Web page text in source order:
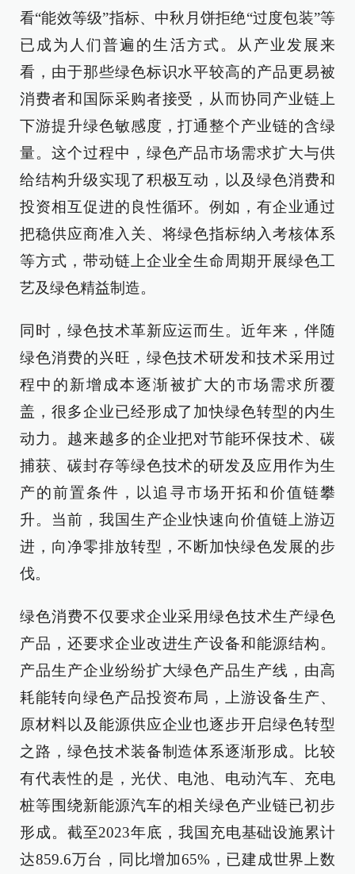
看“能效等级”指标、中秋月饼拒绝“过度包装”等
已成为人们普遍的生活方式。从产业发展来
看，由于那些绿色标识水平较高的产品更易被
消费者和国际采购者接受，从而协同产业链上
下游提升绿色敏感度，打通整个产业链的含绿
量。这个过程中，绿色产品市场需求扩大与供
给结构升级实现了积极互动，以及绿色消费和
投资相互促进的良性循环。例如，有企业通过
把稳供应商准入关、将绿色指标纳入考核体系
等方式，带动链上企业全生命周期开展绿色工
艺及绿色精益制造。
同时，绿色技术革新应运而生。近年来，伴随
绿色消费的兴旺，绿色技术研发和技术采用过
程中的新增成本逐渐被扩大的市场需求所覆
盖，很多企业已经形成了加快绿色转型的内生
动力。越来越多的企业把对节能环保技术、碳
捕获、碳封存等绿色技术的研发及应用作为生
产的前置条件，以追寻市场开拓和价值链攀
升。当前，我国生产企业快速向价值链上游迈
进，向净零排放转型，不断加快绿色发展的步
伐。
绿色消费不仅要求企业采用绿色技术生产绿色
产品，还要求企业改进生产设备和能源结构。
产品生产企业纷纷扩大绿色产品生产线，由高
耗能转向绿色产品投资布局，上游设备生产、
原材料以及能源供应企业也逐步开启绿色转型
之路，绿色技术装备制造体系逐渐形成。比较
有代表性的是，光伏、电池、电动汽车、充电
桩等围绕新能源汽车的相关绿色产业链已初步
形成。截至2023年底，我国充电基础设施累计
达859.6万台，同比增加65%，已建成世界上数